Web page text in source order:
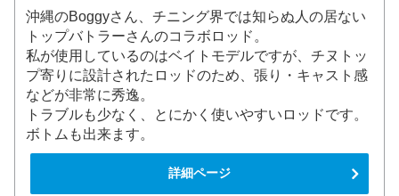
沖縄のBoggyさん、チニング界では知らぬ人の居ない
トップバトラーさんのコラボロッド。
私が使用しているのはベイトモデルですが、チヌトッ
プ寄りに設計されたロッドのため、張り・キャスト感
などが非常に秀逸。
トラブルも少なく、とにかく使いやすいロッドです。
ボトムも出来ます。
詳細ページ